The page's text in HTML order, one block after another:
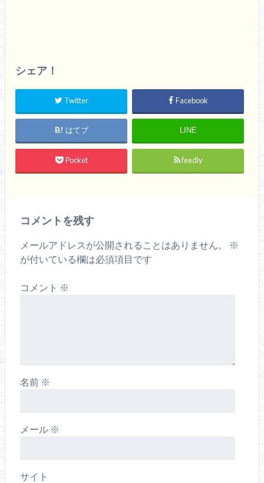
シェア！
Twitter Facebook
はてブ LINE
Pocket feedly
コメントを残す
メールアドレスが公開されることはありません。
※
が付いている欄は必須項目です
コメント ※
名前 ※
メール ※
サイト